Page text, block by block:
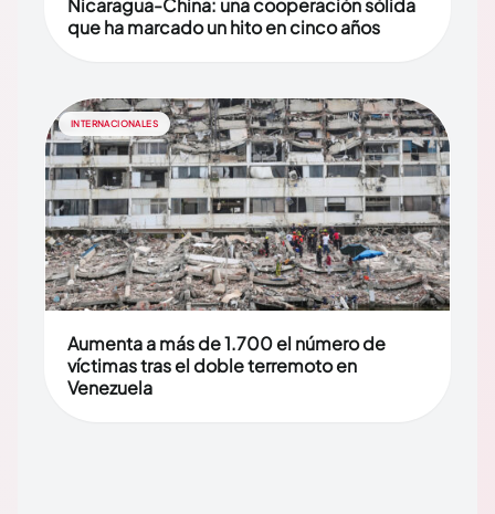
Nicaragua-China: una cooperación sólida
que ha marcado un hito en cinco años
INTERNACIONALES
Aumenta a más de 1.700 el número de
víctimas tras el doble terremoto en
Venezuela